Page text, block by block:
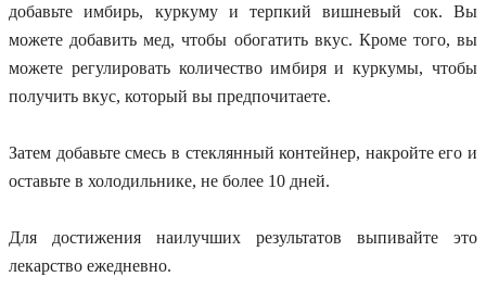
добавьте имбирь, куркуму и терпкий вишневый сок. Вы
можете добавить мед, чтобы обогатить вкус. Кроме того, вы
можете регулировать количество имбиря и куркумы, чтобы
получить вкус, который вы предпочитаете.
Затем добавьте смесь в стеклянный контейнер, накройте его и
оставьте в холодильнике, не более 10 дней.
Для достижения наилучших результатов выпивайте это
лекарство ежедневно.